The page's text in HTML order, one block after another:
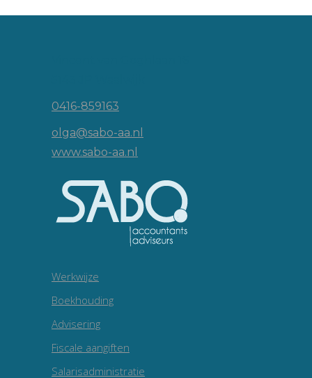
0416-859163
olga@sabo-aa.nl
www.sabo-aa.nl
Werkwijze
Boekhouding
Advisering
Fiscale aangiften
Salarisadministratie